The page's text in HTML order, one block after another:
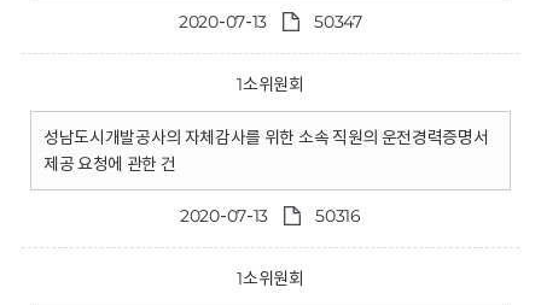
2020-07-13 50347
1소위원회
성남도시개발공사의 자체감사를 위한 소속 직원의 운전경력증명서
제공 요청에 관한 건
2020-07-13 50316
1소위원회